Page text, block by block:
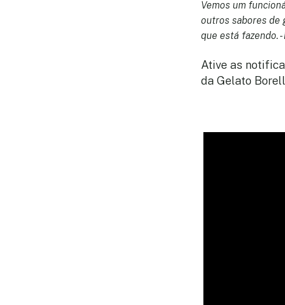
Vemos um
outros sabores de
que está fazendo. -
Ative as
da Gelato